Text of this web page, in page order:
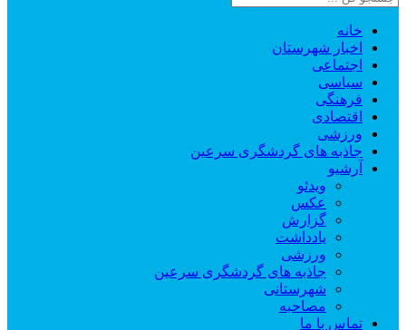
خانه
اخبار شهرستان
اجتماعی
سیاسی
فرهنگی
اقتصادی
ورزشی
جاذبه های گردشگری سرعین
آرشیو
ویدئو
عکس
گزارش
یادداشت
ورزشی
جاذبه های گردشگری سرعین
شهرستانی
مصاحبه
تماس با ما